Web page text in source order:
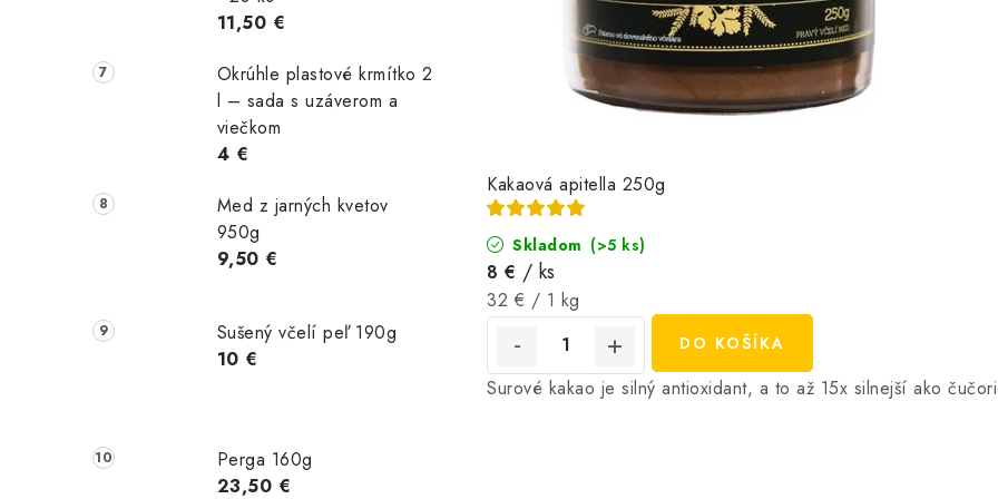
11,50 €
Okrúhle plastové krmítko 2
l – sada s uzáverom a
viečkom
4 €
Med z jarných kvetov
950g
9,50 €
Sušený včelí peľ 190g
10 €
Perga 160g
23,50 €
Kakaová apitella 250g
Skladom (>5 ks)
8 € / ks
Jednotková
cena:
32 € / 1 kg
DO KOŠÍKA
Surové kakao je silný antioxidant, a to až 15x silnejší ako